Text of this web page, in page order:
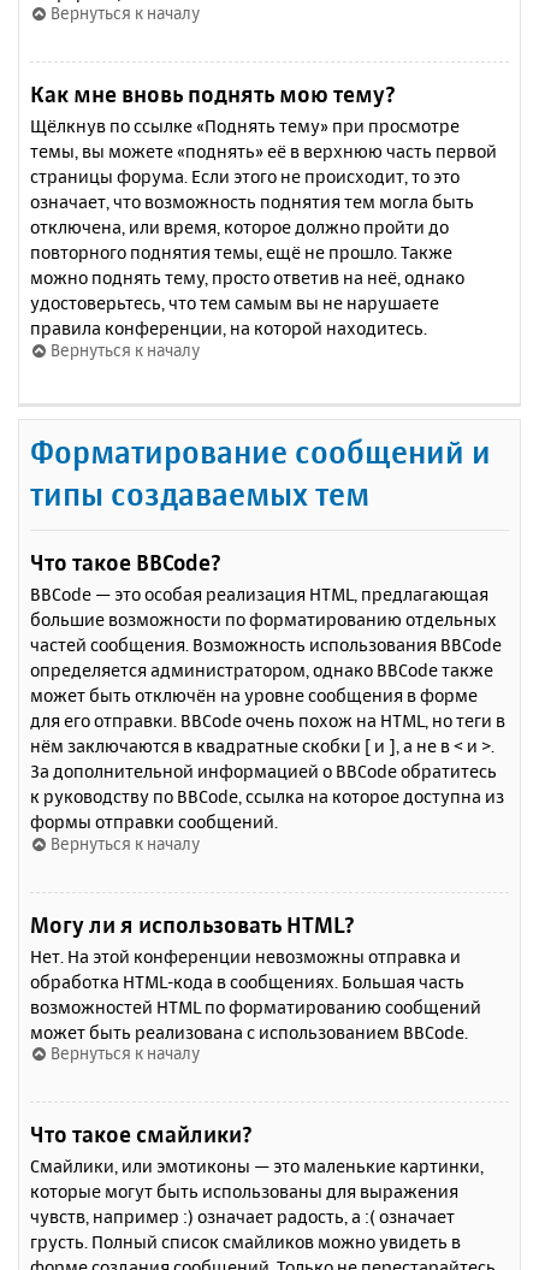
Вернуться к началу
Как мне вновь поднять мою тему?
Щёлкнув по ссылке «Поднять тему» при просмотре
темы, вы можете «поднять» её в верхнюю часть первой
страницы форума. Если этого не происходит, то это
означает, что возможность поднятия тем могла быть
отключена, или время, которое должно пройти до
повторного поднятия темы, ещё не прошло. Также
можно поднять тему, просто ответив на неё, однако
удостоверьтесь, что тем самым вы не нарушаете
правила конференции, на которой находитесь.
Вернуться к началу
Форматирование сообщений и
типы создаваемых тем
Что такое BBCode?
BBCode — это особая реализация HTML, предлагающая
большие возможности по форматированию отдельных
частей сообщения. Возможность использования BBCode
определяется администратором, однако BBCode также
может быть отключён на уровне сообщения в форме
для его отправки. BBCode очень похож на HTML, но теги в
нём заключаются в квадратные скобки [ и ], а не в < и >.
За дополнительной информацией о BBCode обратитесь
к руководству по BBCode, ссылка на которое доступна из
формы отправки сообщений.
Вернуться к началу
Могу ли я использовать HTML?
Нет. На этой конференции невозможны отправка и
обработка HTML-кода в сообщениях. Большая часть
возможностей HTML по форматированию сообщений
может быть реализована с использованием BBCode.
Вернуться к началу
Что такое смайлики?
Смайлики, или эмотиконы — это маленькие картинки,
которые могут быть использованы для выражения
чувств, например :) означает радость, а :( означает
грусть. Полный список смайликов можно увидеть в